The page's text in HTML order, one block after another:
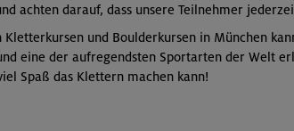
achten darauf, dass unsere Teilnehmer
Kletterkursen und Boulderkursen in München
eine der aufregendsten Sportarten der Welt
Spaß das Klettern machen kann!